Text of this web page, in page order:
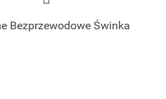
Bezprzewodowe Świnka